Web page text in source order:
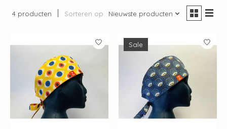
4 producten Sorteren op Nieuwste producten
Sale